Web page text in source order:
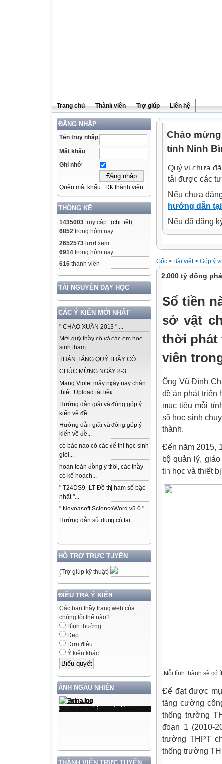
Trang chủ Thành viên Trợ giúp Liên hệ
ĐĂNG NHẬP
Tên truy nhập
Mật khẩu
Ghi nhớ
Quên mật khẩu ĐK thành viên
THỐNG KÊ
1435003 truy cập (chi tiết)
6852 trong hôm nay
2652573 lượt xem
6914 trong hôm nay
616 thành viên
TÀI NGUYÊN DẠY HỌC
CÁC Ý KIẾN MỚI NHẤT
" CHÀO XUÂN 2013 " ...
Mời quý thầy cô và các em học
sinh tham...
THÂN TẶNG QUÝ THẦY CÔ. ...
CHÚC MỪNG NGÀY 8-3....
Mạng Violet mấy ngày nay chán
thiệt. Upload tài liệu...
Hướng dẫn giải và đóng góp ý
kiến về đề...
Hướng dẫn giải và đóng góp ý
kiến về đề...
có bác nào có các để thi học sinh
giỏi...
hoàn toàn đồng ý thôi, các thầy
có kế hoạch...
" T24DS9_LT Đồ thị hàm số bậc
nhất "...
" Novoasoft ScienceWord v5.0 "...
Hướng dẫn sử dụng có tại ....
...
HỖ TRỢ TRỰC TUYẾN
(Trợ giúp kỹ thuật)
ĐIỀU TRA Ý KIẾN
Các bạn thầy trang web của
chúng tôi thế nào?
Bình thường
Đẹp
Đơn điệu
Ý kiến khác
ẢNH NGẪU NHIÊN
THÀNH VIÊN TRỰC TUYẾN
Chào
tỉnh Ninh
Quý vị chưa
tải được các
Nếu chưa
hướng dẫn
Nếu đã đăng
Gốc > Bài viết> Góp ý
2.000 tỷ đồng
Số tiền
sở vật
thời phát
viên
Ông Vũ Đình
đề án phát triển
mục tiêu mỗi
số học sinh
thành.
Đến năm 2015,
bộ quản lý,
tin học và thiết
Mỗi tỉnh thành sẽ có
Để đạt được
tăng cường
thống trường
đoạn 1 (2010-
trường THPT
thống trường